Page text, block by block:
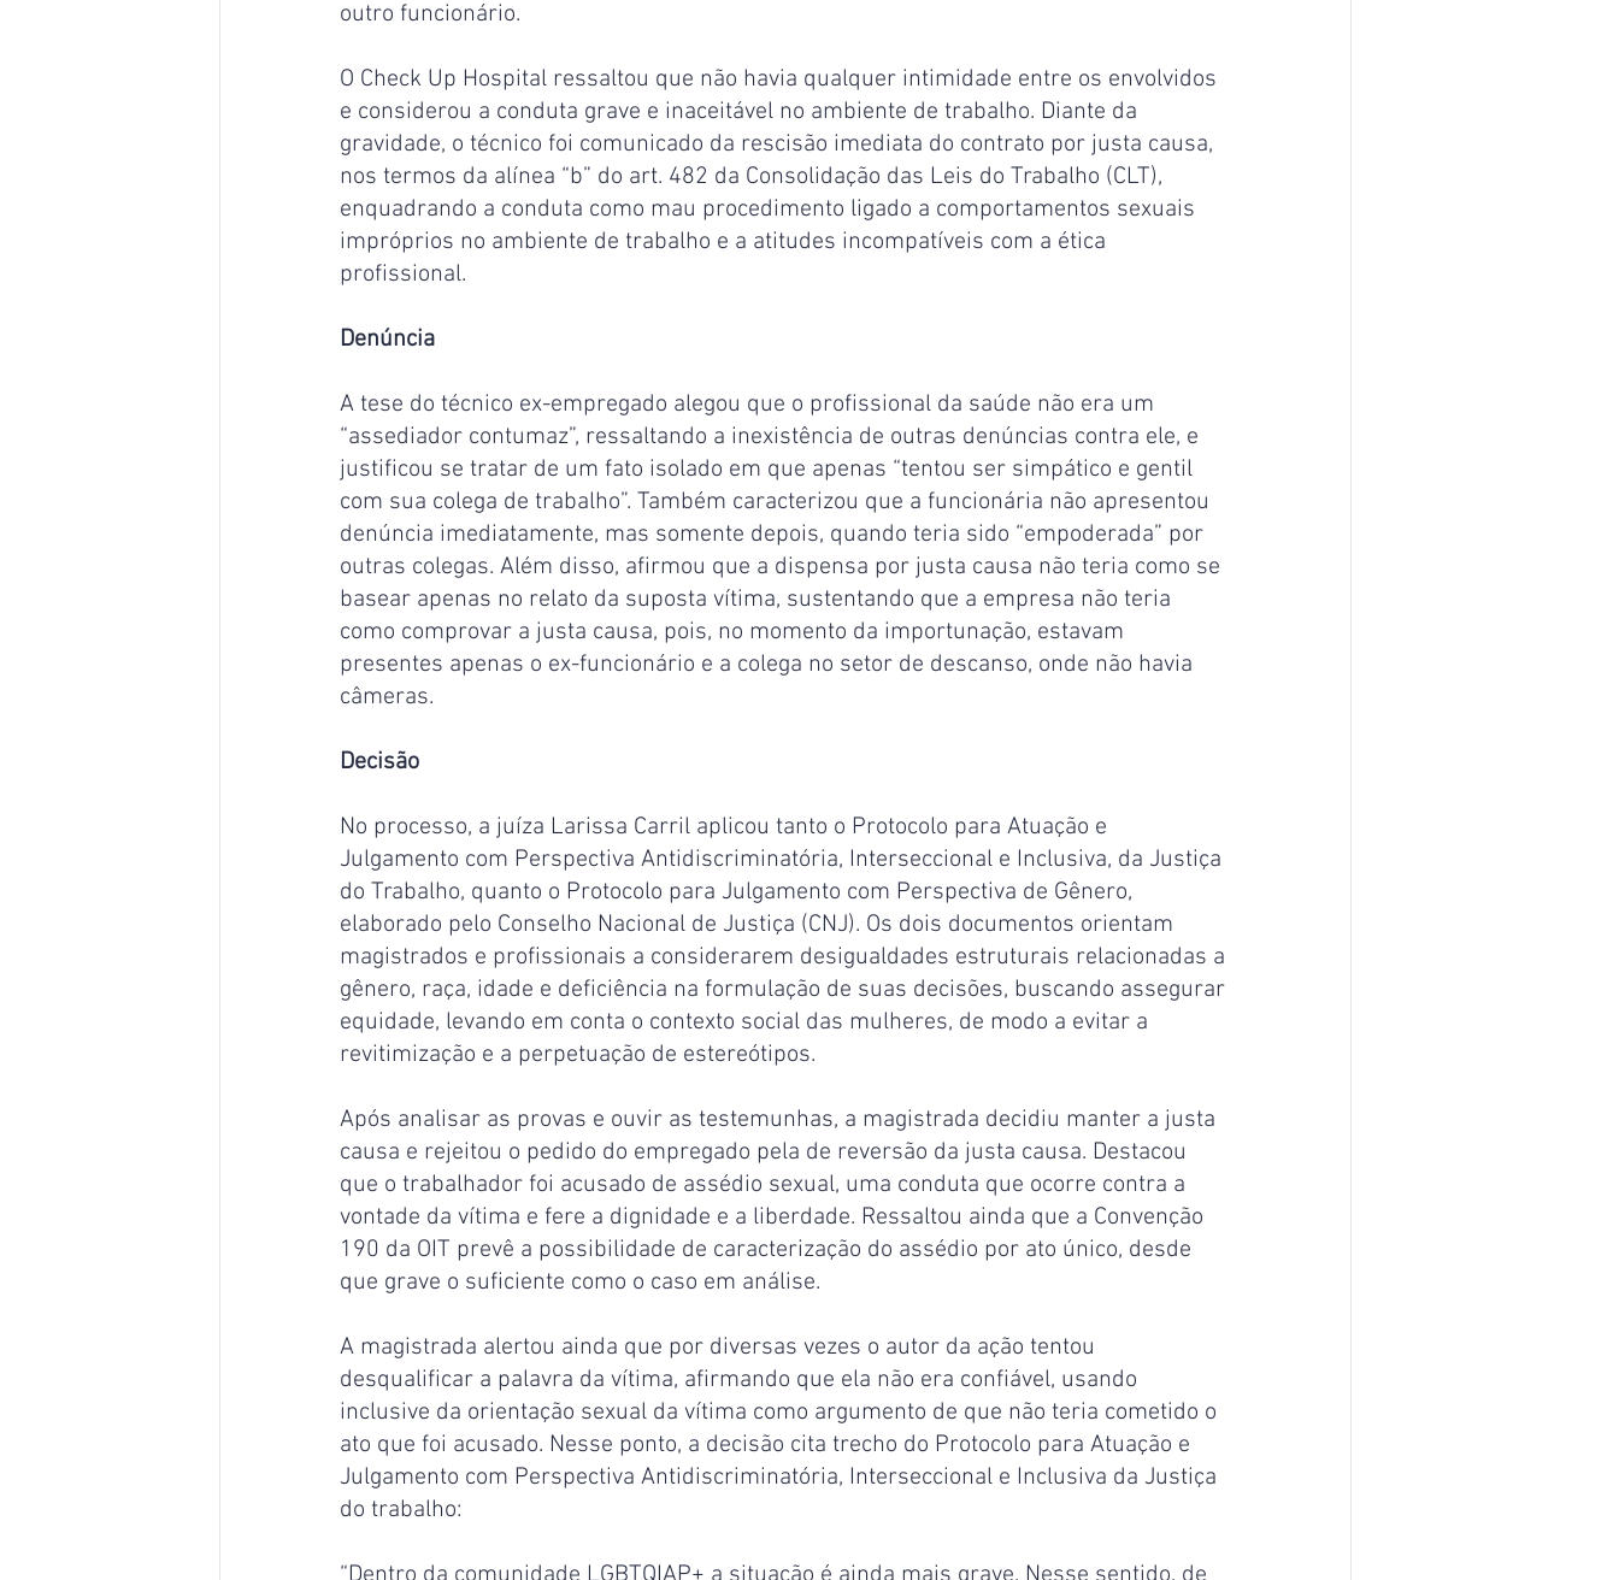
outro funcionário.
O Check Up Hospital ressaltou que não havia qualquer intimidade entre os envolvidos
e considerou a conduta grave e inaceitável no ambiente de trabalho. Diante da
gravidade, o técnico foi comunicado da rescisão imediata do contrato por justa causa,
nos termos da alínea “b” do art. 482 da Consolidação das Leis do Trabalho (CLT),
enquadrando a conduta como mau procedimento ligado a comportamentos sexuais
impróprios no ambiente de trabalho e a atitudes incompatíveis com a ética
profissional.
Denúncia
A tese do técnico ex-empregado alegou que o profissional da saúde não era um
“assediador contumaz”, ressaltando a inexistência de outras denúncias contra ele, e
justificou se tratar de um fato isolado em que apenas “tentou ser simpático e gentil
com sua colega de trabalho”. Também caracterizou que a funcionária não apresentou
denúncia imediatamente, mas somente depois, quando teria sido “empoderada” por
outras colegas. Além disso, afirmou que a dispensa por justa causa não teria como se
basear apenas no relato da suposta vítima, sustentando que a empresa não teria
como comprovar a justa causa, pois, no momento da importunação, estavam
presentes apenas o ex-funcionário e a colega no setor de descanso, onde não havia
câmeras.
Decisão
No processo, a juíza Larissa Carril aplicou tanto o Protocolo para Atuação e
Julgamento com Perspectiva Antidiscriminatória, Interseccional e Inclusiva, da Justiça
do Trabalho, quanto o Protocolo para Julgamento com Perspectiva de Gênero,
elaborado pelo Conselho Nacional de Justiça (CNJ). Os dois documentos orientam
magistrados e profissionais a considerarem desigualdades estruturais relacionadas a
gênero, raça, idade e deficiência na formulação de suas decisões, buscando assegurar
equidade, levando em conta o contexto social das mulheres, de modo a evitar a
revitimização e a perpetuação de estereótipos.
Após analisar as provas e ouvir as testemunhas, a magistrada decidiu manter a justa
causa e rejeitou o pedido do empregado pela de reversão da justa causa. Destacou
que o trabalhador foi acusado de assédio sexual, uma conduta que ocorre contra a
vontade da vítima e fere a dignidade e a liberdade. Ressaltou ainda que a Convenção
190 da OIT prevê a possibilidade de caracterização do assédio por ato único, desde
que grave o suficiente como o caso em análise.
A magistrada alertou ainda que por diversas vezes o autor da ação tentou
desqualificar a palavra da vítima, afirmando que ela não era confiável, usando
inclusive da orientação sexual da vítima como argumento de que não teria cometido o
ato que foi acusado. Nesse ponto, a decisão cita trecho do Protocolo para Atuação e
Julgamento com Perspectiva Antidiscriminatória, Interseccional e Inclusiva da Justiça
do trabalho: